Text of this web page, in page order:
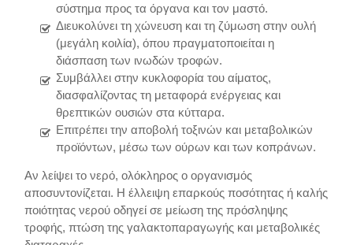
σύστημα προς τα όργανα και τον μαστό.
Διευκολύνει τη χώνευση και τη ζύμωση στην ουλή
(μεγάλη κοιλία), όπου πραγματοποιείται η
διάσπαση των ινωδών τροφών.
Συμβάλλει στην κυκλοφορία του αίματος,
διασφαλίζοντας τη μεταφορά ενέργειας και
θρεπτικών ουσιών στα κύτταρα.
Επιτρέπει την αποβολή τοξινών και μεταβολικών
προϊόντων, μέσω των ούρων και των κοπράνων.
Αν λείψει το νερό, ολόκληρος ο οργανισμός
αποσυντονίζεται. Η έλλειψη επαρκούς ποσότητας ή καλής
ποιότητας νερού οδηγεί σε μείωση της πρόσληψης
τροφής, πτώση της γαλακτοπαραγωγής και μεταβολικές